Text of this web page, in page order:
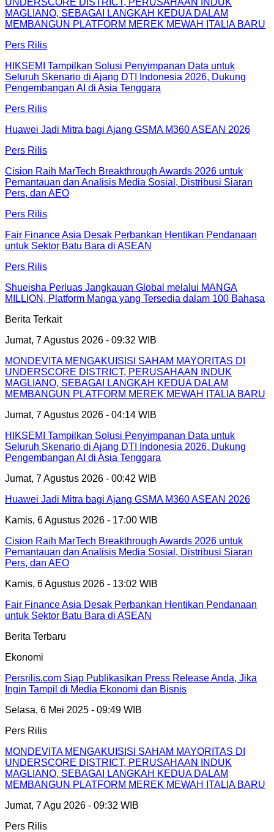
MAGLIANO, SEBAGAI LANGKAH KEDUA DALAM
MEMBANGUN PLATFORM MEREK MEWAH ITALIA BARU
Pers Rilis
HIKSEMI Tampilkan Solusi Penyimpanan Data untuk
Seluruh Skenario di Ajang DTI Indonesia 2026, Dukung
Pengembangan AI di Asia Tenggara
Pers Rilis
Huawei Jadi Mitra bagi Ajang GSMA M360 ASEAN 2026
Pers Rilis
Cision Raih MarTech Breakthrough Awards 2026 untuk
Pemantauan dan Analisis Media Sosial, Distribusi Siaran
Pers, dan AEO
Pers Rilis
Fair Finance Asia Desak Perbankan Hentikan Pendanaan
untuk Sektor Batu Bara di ASEAN
Pers Rilis
Shueisha Perluas Jangkauan Global melalui MANGA
MILLION, Platform Manga yang Tersedia dalam 100 Bahasa
Berita Terkait
Jumat, 7 Agustus 2026 - 09:32 WIB
MONDEVITA MENGAKUISISI SAHAM MAYORITAS DI
UNDERSCORE DISTRICT, PERUSAHAAN INDUK
MAGLIANO, SEBAGAI LANGKAH KEDUA DALAM
MEMBANGUN PLATFORM MEREK MEWAH ITALIA BARU
Jumat, 7 Agustus 2026 - 04:14 WIB
HIKSEMI Tampilkan Solusi Penyimpanan Data untuk
Seluruh Skenario di Ajang DTI Indonesia 2026, Dukung
Pengembangan AI di Asia Tenggara
Jumat, 7 Agustus 2026 - 00:42 WIB
Huawei Jadi Mitra bagi Ajang GSMA M360 ASEAN 2026
Kamis, 6 Agustus 2026 - 17:00 WIB
Cision Raih MarTech Breakthrough Awards 2026 untuk
Pemantauan dan Analisis Media Sosial, Distribusi Siaran
Pers, dan AEO
Kamis, 6 Agustus 2026 - 13:02 WIB
Fair Finance Asia Desak Perbankan Hentikan Pendanaan
untuk Sektor Batu Bara di ASEAN
Berita Terbaru
Ekonomi
Persrilis.com Siap Publikasikan Press Release Anda, Jika
Ingin Tampil di Media Ekonomi dan Bisnis
Selasa, 6 Mei 2025 - 09:49 WIB
Pers Rilis
MONDEVITA MENGAKUISISI SAHAM MAYORITAS DI
UNDERSCORE DISTRICT, PERUSAHAAN INDUK
MAGLIANO, SEBAGAI LANGKAH KEDUA DALAM
MEMBANGUN PLATFORM MEREK MEWAH ITALIA BARU
Jumat, 7 Agu 2026 - 09:32 WIB
Pers Rilis